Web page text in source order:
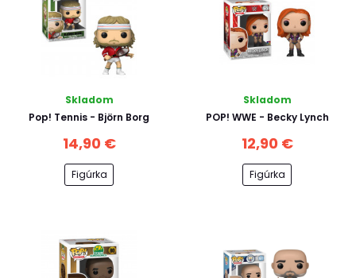
Skladom
Pop! Tennis - Björn Borg
14,90 €
Figúrka
Skladom
POP! WWE - Becky Lynch
12,90 €
Figúrka